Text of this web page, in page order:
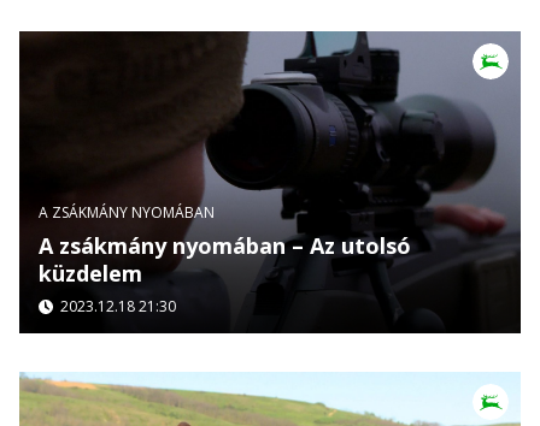
A ZSÁKMÁNY NYOMÁBAN
A zsákmány nyomában – Az utolsó
küzdelem
2023.12.18 21:30